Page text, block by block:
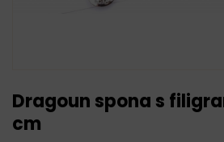
Dragoun spona s
cm